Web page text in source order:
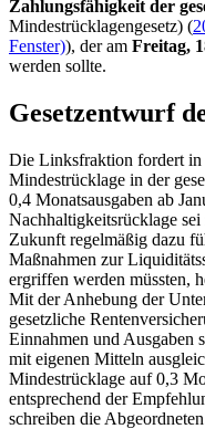
Zahlungsfähigkeit der
Mindestrücklagengesetz) (
Fenster)), der am Freitag,
werden sollte.
Gesetzentwurf
Die Linksfraktion fordert
Mindestrücklage in der
0,4 Monatsausgaben ab
Nachhaltigkeitsrücklage
Zukunft regelmäßig dazu
Maßnahmen zur
ergriffen werden müssten,
Mit der Anhebung der
gesetzliche
Einnahmen und Ausgaben
mit eigenen Mitteln
Mindestrücklage auf 0,3
entsprechend der
schreiben die